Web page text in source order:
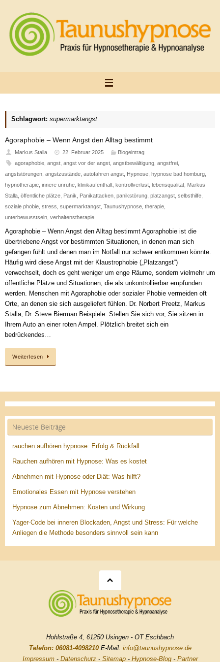
springen
Schlagwort: supermarktangst
Agoraphobie – Wenn Angst den Alltag bestimmt
Markus Stalla 22. Februar 2025
Blogeintrag
agoraphobie, angst, angst vor der angst, angstbewältigung, angstfrei,
angststörungen angstzustände autofahren angst Hypnose hypnose bad homburg
hypnotherapie innere unruhe klinikaufenthalt kontrollverlust lebensqualität Markus
Stalla öffentliche plätze Panik Panikattacken panikstörung platzangst selbsthilfe
soziale phobie stress supermarktangst Taunushypnose therapie
unterbewusstsein verhaltenstherapie
Agoraphobie – Wenn Angst den Alltag bestimmt Agoraphobie ist die
übertriebene Angst vor bestimmten Situationen, in denen man sich
gefangen fühlt und denen man im Notfall nur schwer entkommen könnte.
Häufig wird diese Angst mit der Klaustrophobie („Platzangst“)
verwechselt, doch es geht weniger um enge Räume, sondern vielmehr um
öffentliche Plätze und Situationen, die als unkontrollierbar empfunden
werden. Menschen mit Agoraphobie oder sozialer Phobie vermeiden oft
Orte, an denen sie sich ausgeliefert fühlen. Dr. Norbert Preetz, Markus
Stalla, Dr. Steve Bierman Beispiele: Stellen Sie sich vor, Sie sitzen in
Ihrem Auto an einer roten Ampel. Plötzlich breitet sich ein
bedrückendes…
Weiterlesen
Neueste Beiträge
rauchen aufhören hypnose: Erfolg & Rückfall
Rauchen aufhören mit Hypnose: Was es kostet
Abnehmen mit Hypnose oder Diät: Was hilft?
Emotionales Essen mit Hypnose verstehen
Hypnose zum Abnehmen: Kosten und Wirkung
Yager-Code bei inneren Blockaden, Angst und Stress: Für welche
Anliegen die Methode besonders sinnvoll sein kann
Hohlstraße 4, 61250 Usingen - OT Eschbach
Telefon: 06081-4098210E-Mail: info@taunushypnose.de
Impressum- Datenschutz- Sitemap- Hypnose-Blog- Partner